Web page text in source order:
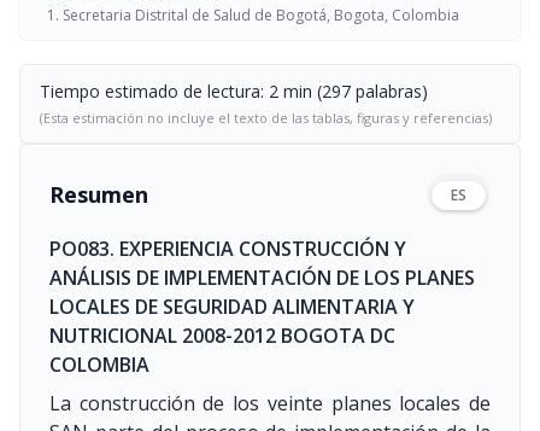
Secretaria Distrital de Salud de Bogotá, Bogota, Colombia
Tiempo estimado de lectura: 2 min (297 palabras)
(Esta estimación no incluye el texto de las tablas, figuras y referencias)
Resumen ES
PO083. EXPERIENCIA CONSTRUCCIÓN Y
ANÁLISIS DE IMPLEMENTACIÓN DE LOS PLANES
LOCALES DE SEGURIDAD ALIMENTARIA Y
NUTRICIONAL 2008-2012 BOGOTA DC
COLOMBIA
La construcción de los veinte planes locales de